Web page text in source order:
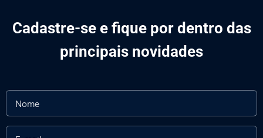
Cadastre-se e fique por dentro das
principais novidades